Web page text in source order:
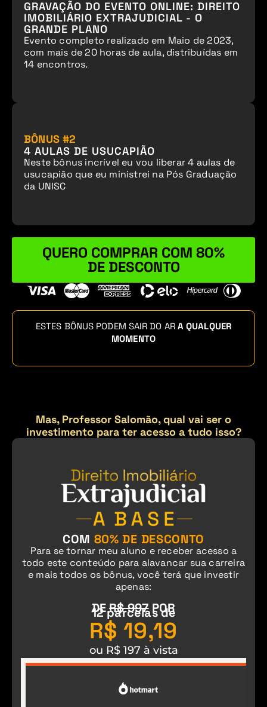
GRAVAÇÃO DO EVENTO ONLINE: DIREITO
IMOBILIÁRIO EXTRAJUDICIAL - O
GRANDE PLANO
Evento completo realizado em Maio de 2023,
com mais de 20 horas de aula, distribuídas em
14 encontros.
BÔNUS #2
4 AULAS DE USUCAPIÃO
Neste bônus incrível eu vou liberar 4 aulas de
usucapião que eu ministrei na Pós Graduação
da UNISC
QUERO COMPRAR COM 80%
DE DESCONTO
ESTES BÔNUS PODEM SAIR DO AR A QUALQUER
MOMENTO
Mas, Professor Salomão, qual vai ser o
investimento para ter acesso a tudo isso?
COM 80% DE DESCONTO
Para se tornar meu aluno e receber acesso a
todo este conteúdo para alavancar sua carreira
e mais todos os bônus, você terá que investir
apenas:
DER$ 997POR
12 parcelas de
ou R$ 197 à vista
R$ 19,19